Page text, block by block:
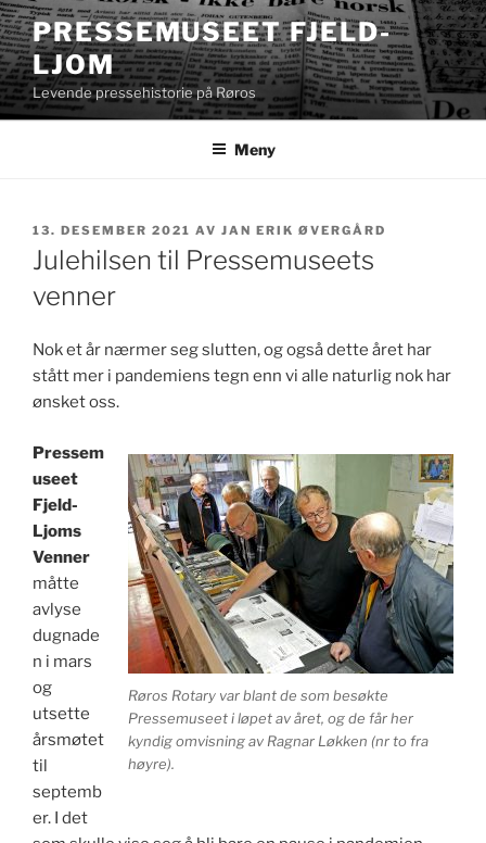
Gå
til
innhold
PRESSEMUSEET FJELD-
LJOM
Levende pressehistorie på Røros
Meny
PUBLISERT
13. DESEMBER 2021 AV JAN ERIK ØVERGÅRD
Julehilsen til Pressemuseets
venner
Nok et år nærmer seg slutten, og også dette året har
stått mer i pandemiens tegn enn vi alle naturlig nok har
ønsket oss.
Røros Rotary var blant de som besøkte
Pressemuseet i løpet av året, og de får her
kyndig omvisning av Ragnar Løkken (nr to fra
høyre).
Pressem
useet
Fjeld-
Ljoms
Venner
måtte
avlyse
dugnade
n i mars
og
utsette
årsmøtet
til
septemb
er. I det